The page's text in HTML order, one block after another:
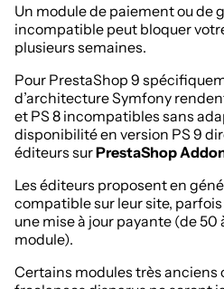
Un module de paiement ou de
incompatible peut bloquer
plusieurs semaines.
Pour PrestaShop 9
d’architecture Symfony
et PS 8 incompatibles sans
disponibilité en version PS 9
éditeurs surPrestaShop
Les éditeurs proposent en
compatible sur leur site,
une mise à jour payante (de 50
module).
Certains modules très anciens